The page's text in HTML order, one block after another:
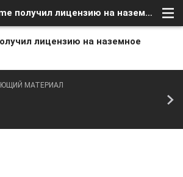
Spektrum Home получил лицензию на наземное вещание
лицензию на наземное
МАТЕРИАЛ